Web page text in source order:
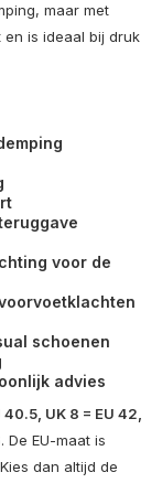
maar met
is ideaal bij druk
voor de
schoenen
advies
40.5, UK 8 = EU 42,
. De EU-maat is
dan altijd de